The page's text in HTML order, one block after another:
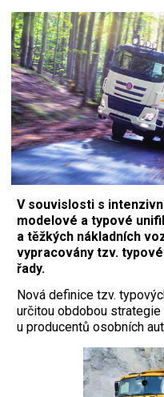
V souvislosti s
modelové a typové
a těžkých nákladních
vypracovány tzv.
řady.
Nová definice tzv.
určitou obdobou strategie
u producentů osobních